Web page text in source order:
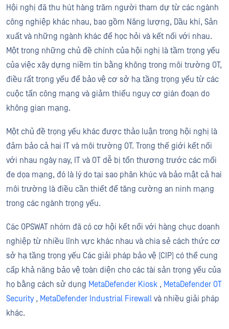
Hội nghị đã thu hút hàng trăm người tham dự từ các ngành
công nghiệp khác nhau, bao gồm Năng lượng, Dầu khí, Sản
xuất và những ngành khác để học hỏi và kết nối với nhau.
Một trong những chủ đề chính của hội nghị là tầm trọng yếu
của việc xây dựng niềm tin bằng không trong môi trường OT,
điều rất trọng yếu để bảo vệ cơ sở hạ tầng trọng yếu từ các
cuộc tấn công mạng và giảm thiểu nguy cơ gián đoạn do
không gian mạng.
Một chủ đề trọng yếu khác được thảo luận trong hội nghị là
đảm bảo cả hai IT và môi trường OT. Trong thế giới kết nối
với nhau ngày nay, IT và OT dễ bị tổn thương trước các mối
đe dọa mạng, đó là lý do tại sao phân khúc và bảo mật cả hai
môi trường là điều cần thiết để tăng cường an ninh mạng
trong các ngành trọng yếu.
Các OPSWAT nhóm đã có cơ hội kết nối với hàng chục doanh
nghiệp từ nhiều lĩnh vực khác nhau và chia sẻ cách thức cơ
sở hạ tầng trọng yếu Các giải pháp bảo vệ (CIP) có thể cung
cấp khả năng bảo vệ toàn diện cho các tài sản trọng yếu của
họ bằng cách sử dụng MetaDefender Kiosk , MetaDefender OT
Security, MetaDefender Industrial Firewall và nhiều giải pháp
khác.